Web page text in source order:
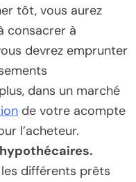
tôt, vous aurez
consacrer à
devrez emprunter
dans un marché
de votre acompte
l’acheteur.
différents prêts